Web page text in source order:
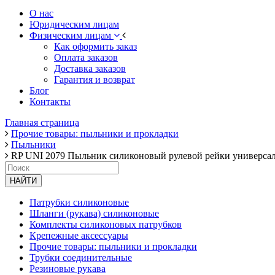
О нас
Юридическим лицам
Физическим лицам
Как оформить заказ
Оплата заказов
Доставка заказов
Гарантия и возврат
Блог
Контакты
Главная страница
Прочие товары: пыльники и прокладки
Пыльники
RP UNI 2079 Пыльник силиконовый рулевой рейки
НАЙТИ
Патрубки силиконовые
Шланги (рукава) силиконовые
Комплекты силиконовых патрубков
Крепежные аксессуары
Прочие товары: пыльники и прокладки
Трубки соединительные
Резиновые рукава